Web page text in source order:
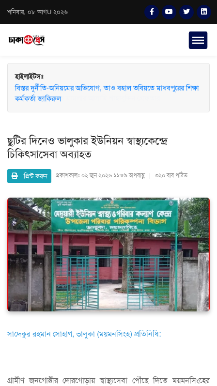
শনিবার, ০৮ আগU ২০২৬
হাইলাইটসঃ
বিস্তর দুর্নীতি-অনিয়মের অভিযোগ, তাও বহাল তবিয়তে মাধবপুরের শিক্ষা
কর্মকর্তা জাকিরুল
ছুটির দিনেও ভালুকার ইউনিয়ন স্বাস্থ্যকেন্দ্রে
চিকিৎসাসেবা অব্যাহত
প্রিন্ট করুন প্রকাশকালঃ ০২ জুন ২০২৬ ১১:৫৯ অপরাহ্ণ | ৩২০ বার পঠিত
সাদেকুর রহমান সোহাগ, ভালুকা (ময়মনসিংহ) প্রতিনিধি:
গ্রামীণ জনগোষ্ঠীর দোরগোড়ায় স্বাস্থ্যসেবা পৌঁছে দিতে ময়মনসিংহের